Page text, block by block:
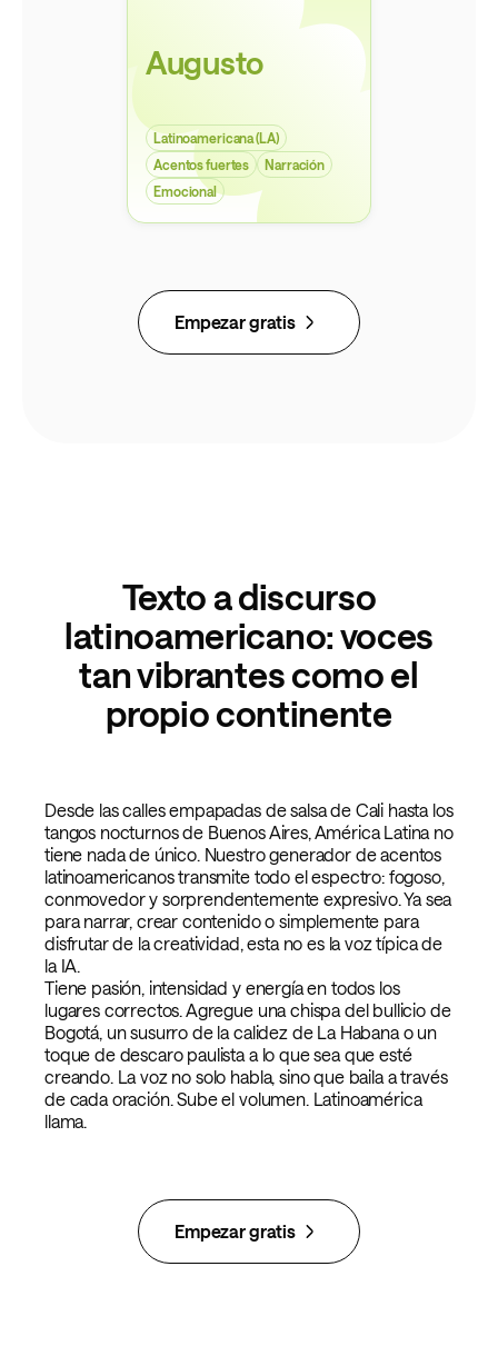
Augusto
Latinoamericana (LA)
Acentos fuertes
Narración
Emocional
Empezar gratis
Texto a discurso
latinoamericano: voces
tan vibrantes como el
propio continente
Desde las calles empapadas de salsa de Cali hasta los
tangos nocturnos de Buenos Aires, América Latina no
tiene nada de único. Nuestro generador de acentos
latinoamericanos transmite todo el espectro: fogoso,
conmovedor y sorprendentemente expresivo. Ya sea
para narrar, crear contenido o simplemente para
disfrutar de la creatividad, esta no es la voz típica de
la IA.
Tiene pasión, intensidad y energía en todos los
lugares correctos. Agregue una chispa del bullicio de
Bogotá, un susurro de la calidez de La Habana o un
toque de descaro paulista a lo que sea que esté
creando. La voz no solo habla, sino que baila a través
de cada oración. Sube el volumen. Latinoamérica
llama.
Empezar gratis